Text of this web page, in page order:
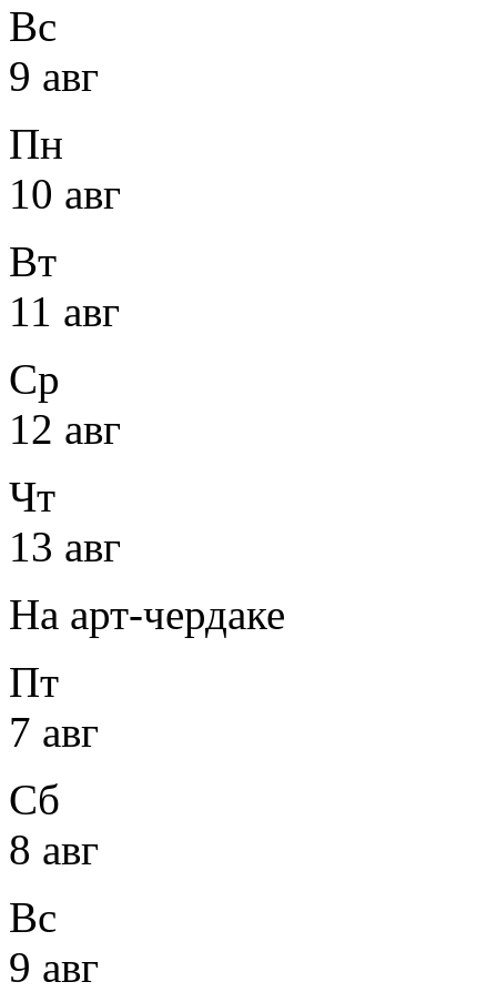
Вс
9 авг
Пн
10 авг
Вт
11 авг
Ср
12 авг
Чт
13 авг
На арт-чердаке
Пт
7 авг
Сб
8 авг
Вс
9 авг